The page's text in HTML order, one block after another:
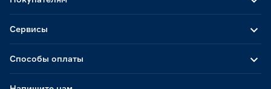
Способы оплаты
Сервисы